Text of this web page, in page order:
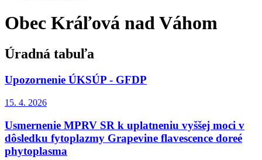
Obec Kráľová nad Váhom
Úradná tabuľa
Upozornenie ÚKSÚP - GFDP
15. 4. 2026
Usmernenie MPRV SR k uplatneniu vyššej moci v
dôsledku fytoplazmy Grapevine flavescence doreé
phytoplasma